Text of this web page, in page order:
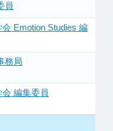
員
Emotion Studies 編
務局
編集委員